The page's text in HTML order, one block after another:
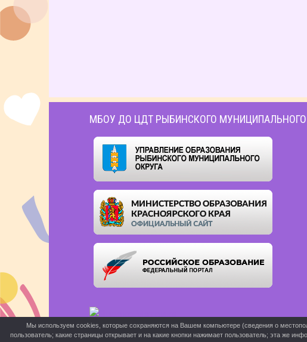
МБОУ ДО ЦДТ РЫБИНСКОГО МУНИЦИПАЛЬНОГО
Мы используем cookies, которые сохраняются на Вашем компьютере (сведения о
пользователь; какие страницы открывает и на какие кнопки нажимает пользователь; эта же